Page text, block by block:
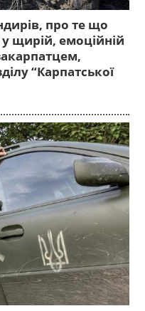
про те що
у щирій, емоційній
“Карпатської